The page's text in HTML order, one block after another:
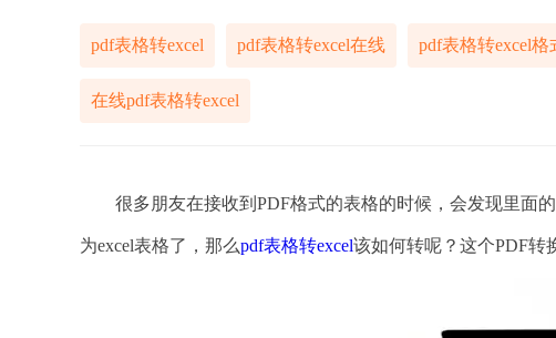
pdf表格转excel pdf表格转excel在线 pdf表格转excel格
在线pdf表格转excel
很多朋友在接收到PDF格式的表格的时候，会发现里面
为excel表格了，那么pdf表格转excel该如何转呢？这个PDF转